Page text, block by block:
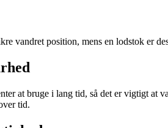
vandret position, mens en lodstok er
at bruge i lang tid, så det er vigtigt at
tid.